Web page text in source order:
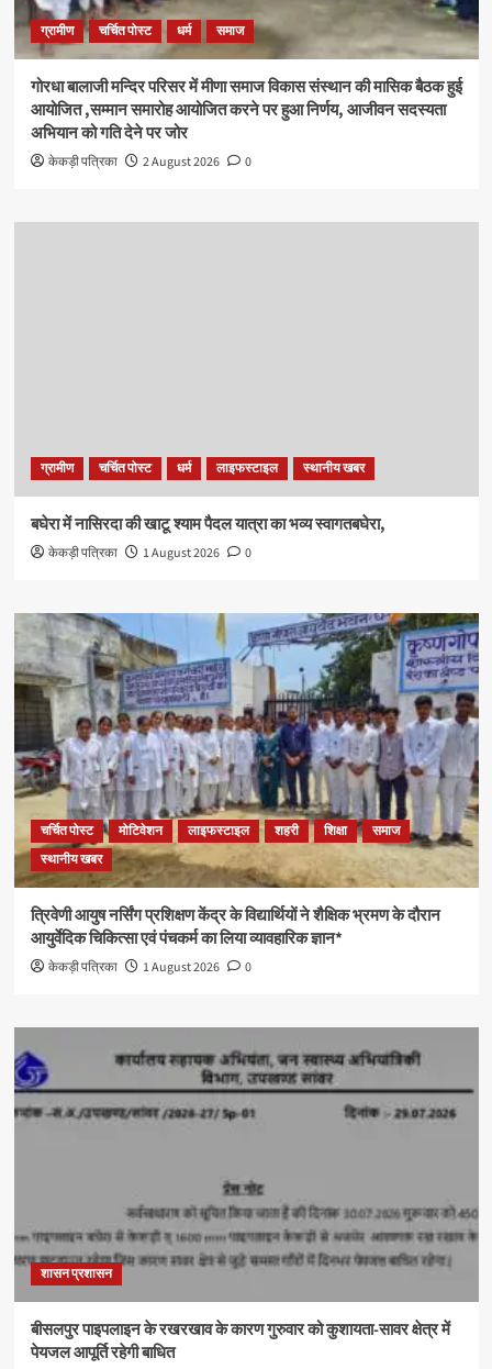
ग्रामीण चर्चित पोस्ट धर्म समाज
गोरधा बालाजी मन्दिर परिसर में मीणा समाज विकास संस्थान की मासिक बैठक हुई
आयोजित ,सम्मान समारोह आयोजित करने पर हुआ निर्णय, आजीवन सदस्यता
अभियान को गति देने पर जोर
केकड़ी पत्रिका 2 August 2026 0
ग्रामीण चर्चित पोस्ट धर्म लाइफस्टाइल स्थानीय खबर
बघेरा में नासिरदा की खाटू श्याम पैदल यात्रा का भव्य स्वागतबघेरा,
केकड़ी पत्रिका 1 August 2026 0
चर्चित पोस्ट मोटिवेशन लाइफस्टाइल शहरी शिक्षा
समाज
स्थानीय खबर
त्रिवेणी आयुष नर्सिंग प्रशिक्षण केंद्र के विद्यार्थियों ने शैक्षिक भ्रमण के दौरान
आयुर्वेदिक चिकित्सा एवं पंचकर्म का लिया व्यावहारिक ज्ञान*
केकड़ी पत्रिका 1 August 2026 0
शासन प्रशासन
बीसलपुर पाइपलाइन के रखरखाव के कारण गुरुवार को कुशायता-सावर क्षेत्र में
पेयजल आपूर्ति रहेगी बाधित